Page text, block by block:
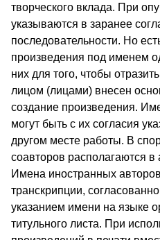
творческого вклада. При
указываются в заранее
последовательности. Но
произведения под именем
них для то­го, чтобы
лицом (лицами) внесен
создание произведения.
могут быть с их согласия
другом месте работы. В
соавторов располагаются
Имена ино­странных
транскрипции,
указанием имени на языке
титульного листа. При